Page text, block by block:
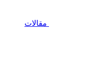
مقالات